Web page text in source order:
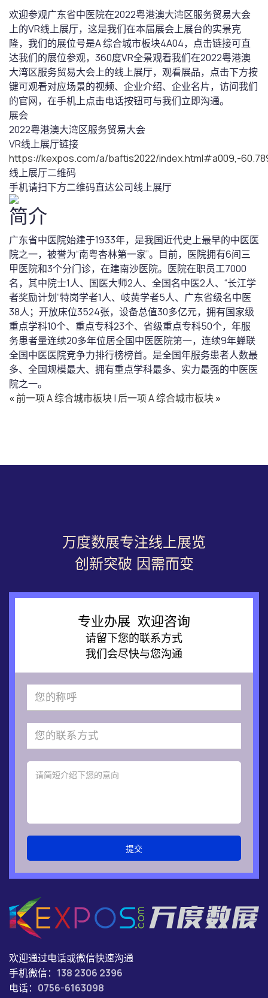
欢迎参观广东省中医院在2022粤港澳大湾区服务贸易大会
上的VR线上展厅，这是我们在本届展会上展台的实景克
隆，我们的展位号是A 综合城市板块4A04，点击链接可直
达我们的展位参观，360度VR全景观看我们在2022粤港澳
大湾区服务贸易大会上的线上展厅，观看展品，点击下方按
键可观看对应场景的视频、企业介绍、企业名片，访问我们
的官网，在手机上点击电话按钮可与我们立即沟通。
展会
2022粤港澳大湾区服务贸易大会
VR线上展厅链接
https://kexpos.com/a/baftis2022/index.html#a009,-
线上展厅二维码
手机请扫下方二维码直达公司线上展厅
简介
广东省中医院始建于1933年，是我国近代史上最早的中医医
院之一，被誉为“南粤杏林第一家”。目前，医院拥有6间三
甲医院和3个分门诊，在建南沙医院。医院在职员工7000
名，其中院士1人、国医大师2人、全国名中医2人、“长江学
者奖励计划”特岗学者1人、岐黄学者5人、广东省级名中医
38人；开放床位3524张，设备总值30多亿元，拥有国家级
重点学科10个、重点专科23个、省级重点专科50个，年服
务患者量连续20多年位居全国中医医院第一，连续9年蝉联
全国中医医院竞争力排行榜榜首。是全国年服务患者人数最
多、全国规模最大、拥有重点学科最多、实力最强的中医医
院之一。
«前一项 A 综合城市板块| 后一项 A 综合城市板块»
万度数展专注线上展览
创新突破 因需而变
专业办展 欢迎咨询
请留下您的联系方式
我们会尽快与您沟通
提交
欢迎通过电话或微信快速沟通
手机微信： 138 2306 2396
电话： 0756-6163098